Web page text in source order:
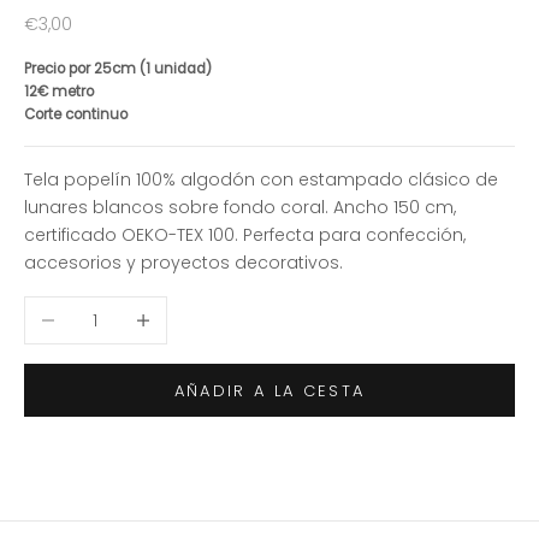
Precio de oferta
€3,00
Precio por 25cm (1 unidad)
12€ metro
Corte continuo
Tela popelín 100% algodón con estampado clásico de
lunares blancos sobre fondo coral. Ancho 150 cm,
certificado OEKO-TEX 100. Perfecta para confección,
accesorios y proyectos decorativos.
Reducir cantidadAumentar cantidad
AÑADIR A LA CESTA